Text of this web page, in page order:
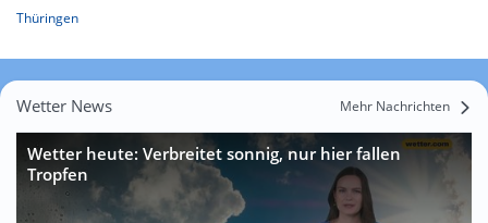
Thüringen
Wetter News Mehr Nachrichten
Wetter heute: Verbreitet sonnig, nur hier fallen
Tropfen